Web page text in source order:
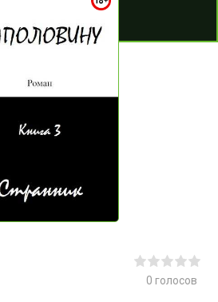
0 голосов